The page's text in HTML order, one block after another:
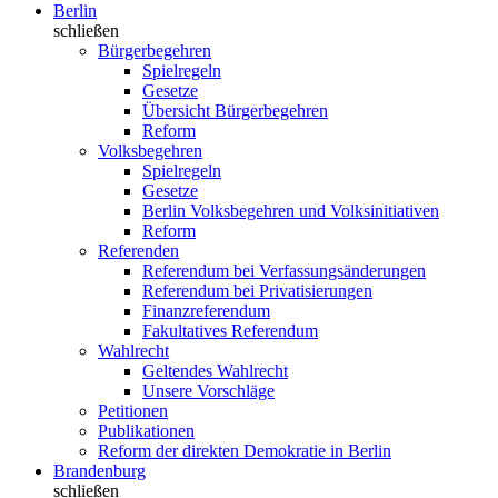
Berlin
schließen
Bürgerbegehren
Spielregeln
Gesetze
Übersicht Bürgerbegehren
Reform
Volksbegehren
Spielregeln
Gesetze
Berlin Volksbegehren und Volksinitiativen
Reform
Referenden
Referendum bei Verfassungsänderungen
Referendum bei Privatisierungen
Finanzreferendum
Fakultatives Referendum
Wahlrecht
Geltendes Wahlrecht
Unsere Vorschläge
Petitionen
Publikationen
Reform der direkten Demokratie in Berlin
Brandenburg
schließen